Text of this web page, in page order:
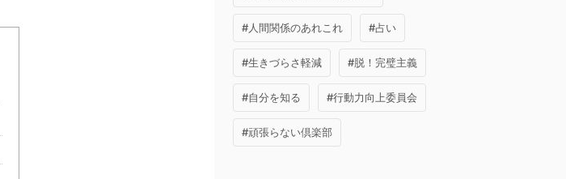
#人間関係のあれこれ #占い
#生きづらさ軽減 #脱！完璧主義
#自分を知る #行動力向上委員会
#頑張らない倶楽部